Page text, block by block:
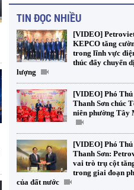
TIN ĐỌC NHIỀU
[VIDEO]
KEPCO tăng
trong lĩnh vực
thúc đẩy chuyển
lượng
[VIDEO] Phó
Thanh Sơn chúc
niên phường Tây
[VIDEO] Phó
Thanh Sơn:
vai trò trụ cột
trong giai đoạn
của đất nước